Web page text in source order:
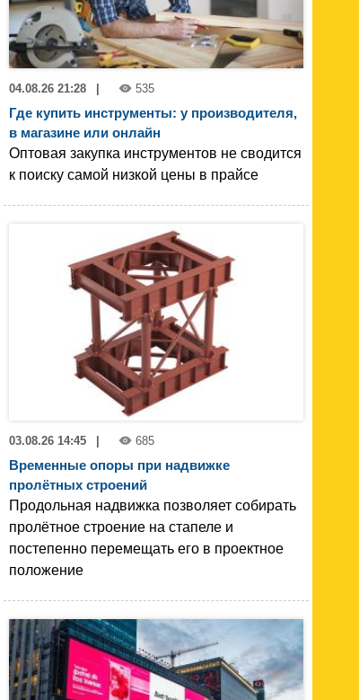
04.08.26 21:28 535
Где купить инструменты: у производителя,
в магазине или онлайн
Оптовая закупка инструментов не сводится
к поиску самой низкой цены в прайсе
03.08.26 14:45 | 685
Временные опоры при надвижке
пролётных строений
Продольная надвижка позволяет собирать
пролётное строение на стапеле и
постепенно перемещать его в проектное
положение